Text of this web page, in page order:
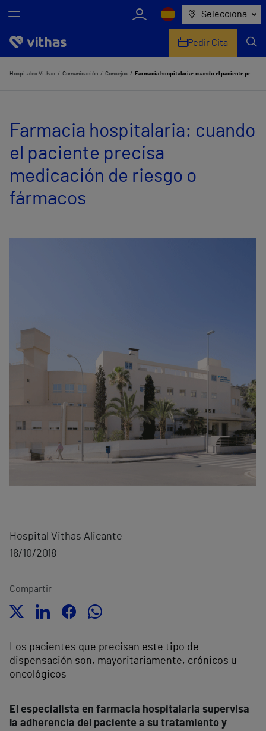
Selecciona
Nosotros
Servicios de salud
Equipo médico y asistencial
Pedir Cita
Hospitales Vithas Comunicación Consejos Farmacia hospitalaria: cuando el paciente precisa medicación de riesgo o fármacos
Farmacia hospitalaria: cuando
el paciente precisa
medicación de riesgo o
fármacos
Hospital Vithas Alicante
16/10/2018
Compartir
Los pacientes que precisan este tipo de
dispensación son, mayoritariamente, crónicos u
oncológicos
El especialista en farmacia hospitalaria supervisa
la adherencia del paciente a su tratamiento y